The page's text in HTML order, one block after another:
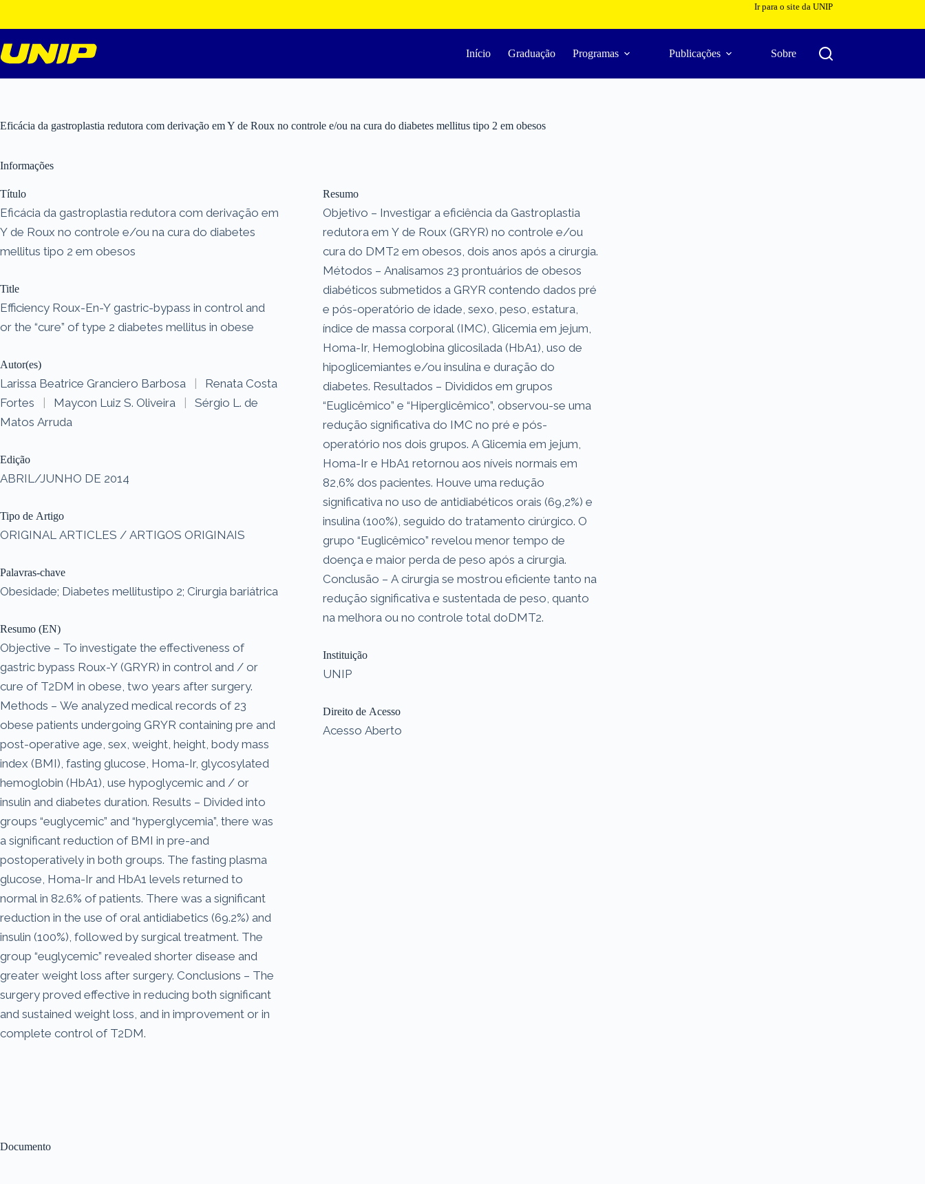
o
conteúdo
Ir para o site da UNIP
Início Graduação Programas Publicações Sobre
Eficácia da gastroplastia redutora com derivação em Y de Roux no controle e/ou na cura do diabetes mellitus tipo 2 em obesos
Documento
Informações
Título
Eficácia da gastroplastia redutora com derivação em
Y de Roux no controle e/ou na cura do diabetes
mellitus tipo 2 em obesos
Title
Efficiency Roux-En-Y gastric-bypass in control and
or the “cure” of type 2 diabetes mellitus in obese
Autor(es)
Larissa Beatrice Granciero Barbosa |
Renata Costa
Fortes
| Maycon Luiz S. Oliveira |
Sérgio L. de
Matos Arruda
Edição
ABRIL/JUNHO DE 2014
Tipo de Artigo
ORIGINAL ARTICLES / ARTIGOS ORIGINAIS
Palavras-chave
Obesidade; Diabetes mellitustipo 2; Cirurgia bariátrica
Resumo (EN)
Objective – To investigate the effectiveness of
gastric bypass Roux-Y (GRYR) in control and / or
cure of T2DM in obese, two years after surgery.
Methods – We analyzed medical records of 23
obese patients undergoing GRYR containing pre and
post-operative age, sex, weight, height, body mass
index (BMI), fasting glucose, Homa-Ir, glycosylated
hemoglobin (HbA1), use hypoglycemic and / or
insulin and diabetes duration. Results – Divided into
groups “euglycemic” and “hyperglycemia”, there was
a significant reduction of BMI in pre-and
postoperatively in both groups. The fasting plasma
glucose, Homa-Ir and HbA1 levels returned to
normal in 82.6% of patients. There was a significant
reduction in the use of oral antidiabetics (69.2%) and
insulin (100%), followed by surgical treatment. The
group “euglycemic” revealed shorter disease and
greater weight loss after surgery. Conclusions – The
surgery proved effective in reducing both significant
and sustained weight loss, and in improvement or in
complete control of T2DM.
Resumo
Objetivo – Investigar a eficiência da Gastroplastia
redutora em Y de Roux (GRYR) no controle e/ou
cura do DMT2 em obesos, dois anos após a cirurgia.
Métodos – Analisamos 23 prontuários de obesos
diabéticos submetidos a GRYR contendo dados pré
e pós-operatório de idade, sexo, peso, estatura,
índice de massa corporal (IMC), Glicemia em jejum,
Homa-Ir, Hemoglobina glicosilada (HbA1), uso de
hipoglicemiantes e/ou insulina e duração do
diabetes. Resultados – Divididos em grupos
“Euglicêmico” e “Hiperglicêmico”, observou-se uma
redução significativa do IMC no pré e pós-
operatório nos dois grupos. A Glicemia em jejum,
Homa-Ir e HbA1 retornou aos níveis normais em
82,6% dos pacientes. Houve uma redução
significativa no uso de antidiabéticos orais (69,2%) e
insulina (100%), seguido do tratamento cirúrgico. O
grupo “Euglicêmico” revelou menor tempo de
doença e maior perda de peso após a cirurgia.
Conclusão – A cirurgia se mostrou eficiente tanto na
redução significativa e sustentada de peso, quanto
na melhora ou no controle total doDMT2.
Instituição
UNIP
Direito de Acesso
Acesso Aberto